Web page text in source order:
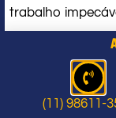
trabalho
Problema
indicam a
profissional
(11) 98611-